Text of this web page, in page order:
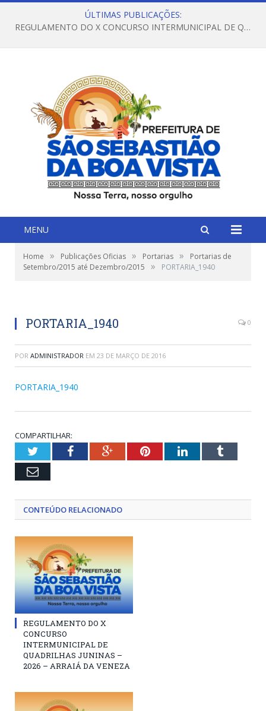
ÚLTIMAS PUBLICAÇÕES:
REGULAMENTO DO X CONCURSO INTERMUNICIPAL DE QUADRILHAS JUNINAS – 2026 – ARRAIÁ DA VENEZA
MENU
Home » Publicações Oficias » Portarias »
Portarias de
Setembro/2015 até Dezembro/2015
» PORTARIA_1940
PORTARIA_1940 0
POR ADMINISTRADOR EM 23 DE MARÇO DE 2016
PORTARIA_1940
COMPARTILHAR:
TwitterFacebookGoogle+PinterestLinkedInTumblr
Email
CONTEÚDO RELACIONADO
REGULAMENTO DO X
CONCURSO
INTERMUNICIPAL DE
QUADRILHAS JUNINAS –
2026 – ARRAIÁ DA VENEZA